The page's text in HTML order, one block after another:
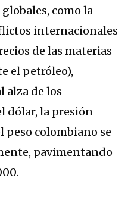
como la
internacionales
de las materias
el petróleo),
alza de los
dólar, la presión
peso colombiano se
pavimentando